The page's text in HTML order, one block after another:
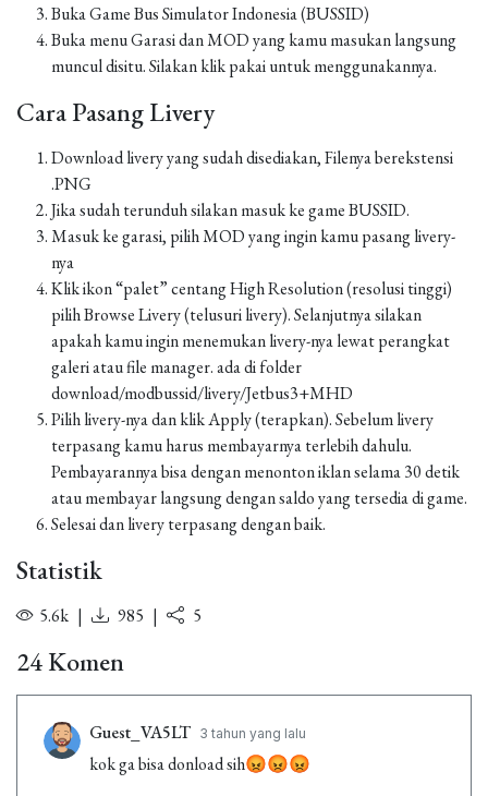
Buka Game Bus Simulator Indonesia (BUSSID)
Buka menu Garasi dan MOD yang kamu masukan langsung
muncul disitu. Silakan klik pakai untuk menggunakannya.
Cara Pasang Livery
Download livery yang sudah disediakan, Filenya berekstensi
.PNG
Jika sudah terunduh silakan masuk ke game BUSSID.
Masuk ke garasi, pilih MOD yang ingin kamu pasang livery-
nya
Klik ikon “palet” centang High Resolution (resolusi tinggi)
pilih Browse Livery (telusuri livery). Selanjutnya silakan
apakah kamu ingin menemukan livery-nya lewat perangkat
galeri atau file manager. ada di folder
download/modbussid/livery/Jetbus3+MHD
Pilih livery-nya dan klik Apply (terapkan). Sebelum livery
terpasang kamu harus membayarnya terlebih dahulu.
Pembayarannya bisa dengan menonton iklan selama 30 detik
atau membayar langsung dengan saldo yang tersedia di game.
Selesai dan livery terpasang dengan baik.
Statistik
5.6k | 985 | 5
24 Komen
Guest_VA5LT 3 tahun yang lalu
kok ga bisa donload sih😡😡😡